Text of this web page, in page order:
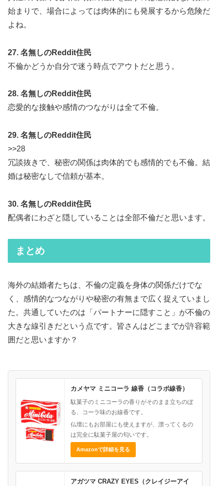
始まりで、場合によっては肉体的にも発展するから危険だ
よね。
27. 名無しのReddit住民
不倫かどうか自分で迷う時点でアウトだと思う。
28. 名無しのReddit住民
恋愛的な接触や感情のつながりは全て不倫。
29. 名無しのReddit住民
>>28
冗談抜きで、秘密の関係は肉体的でも感情的でも不倫。結
婚は秘密なしで信頼が基本。
30. 名無しのReddit住民
配偶者にわざと隠していることは全部不倫だと思います。
まとめ
海外の結婚者たちは、不倫の定義を身体の関係だけでな
く、感情的なつながりや秘密の有無まで広く捉えていまし
た。共通していたのは「パートナーに隠すこと」が不倫の
大きな線引きだという点です。皆さんはどこまでが許容範
囲だと思いますか？
カメヤマ ミニコーラ 線香（コラボ線香）
駄菓子のミニコーラの香りがそのまま立ちのぼ
る、コーラ味のお線香です。
仏壇にもお部屋にも使えますが、漂ってくるの
は完全に駄菓子屋の匂いです。
Amazonで詳細を見る
アガツマ CRAZY EYES（クレイジーアイ